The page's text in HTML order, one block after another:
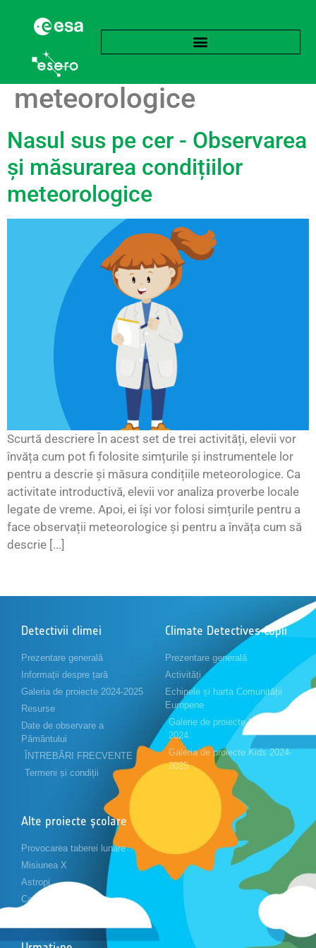
Etichetă:Observații
meteorologice
Nasul sus pe cer - Observarea
și măsurarea condițiilor
meteorologice
Scurtă descriere În acest set de trei activități, elevii vor
învăța cum pot fi folosite simțurile și instrumentele lor
pentru a descrie și măsura condițiile meteorologice. Ca
activitate introductivă, elevii vor analiza proverbe locale
legate de vreme. Apoi, ei își vor folosi simțurile pentru a
face observații meteorologice și pentru a învăța cum să
descrie [...]
Detectivii climei
Prezentare generală
Informații despre țară
Galeria de proiecte 2024-2025
Resurse
Date de observare a
Pământului
ÎNTREBĂRI FRECVENTE
Termeni și condiții
Climate Detectives Copii
Prezentare generală
Activități
Echipele și harta Comunității
Europene
Galerie de proiecte Kids 2023-
2024
Galeria de proiecte Kids 2024-
2025
Alte proiecte școlare
Provocarea taberei lunare
Misiunea X
Astropi
Cansat